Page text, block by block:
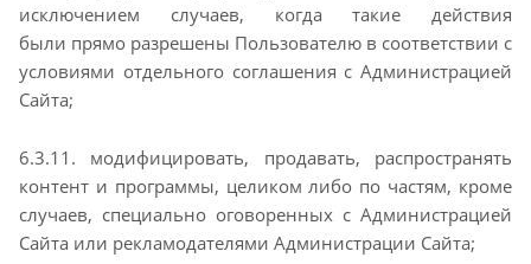
исключением случаев, когда такие действия
были прямо разрешены Пользователю в соответствии с
условиями отдельного соглашения с Администрацией
Сайта;
6.3.11. модифицировать, продавать, распространять
контент и программы, целиком либо по частям, кроме
случаев, специально оговоренных с Администрацией
Сайта или рекламодателями Администрации Сайта;